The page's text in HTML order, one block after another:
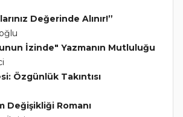
Değerinde Alınır!”
İzinde" Yazmanın Mutluluğu
Özgünlük Takıntısı
Değişikliği Romanı